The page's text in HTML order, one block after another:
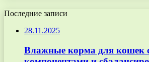
Последние записи
28.11.2025
Влажные корма для кошек